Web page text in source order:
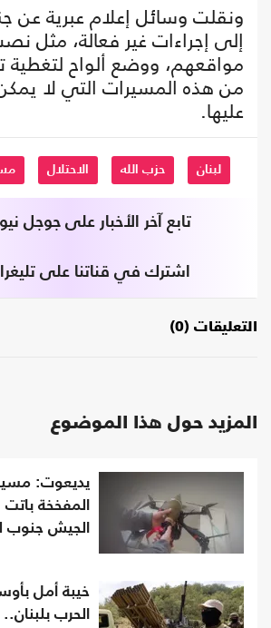
ونقلت وسائل إعلام عبرية عن
إلى إجراءات غير فعالة، مثل
مواقعهم، ووضع ألواح لتغطية
من هذه المسيرات التي لا
عليها.
لبنان حزب الله الاحتلال
تابع آخر الأخبار على جوجل
اشترك في قناتنا على
التعليقات (0)
المزيد حول هذا الموضوع
يديعوت:
المفخخة
الجيش جنوب
خيبة أمل
الحرب